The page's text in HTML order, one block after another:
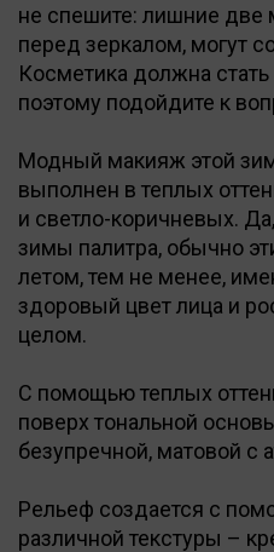
не спешите: лишние
перед зеркалом, могут
Косметика должна
поэтому подойдите к
Модный макияж этой
выполнен в теплых
и светло-коричневых.
зимы палитра, обычно
летом, тем не менее,
здоровый цвет лица и
целом.
С помощью теплых
поверх тональной
безупречной, матовой с
Рельеф создается с
различной текстуры –